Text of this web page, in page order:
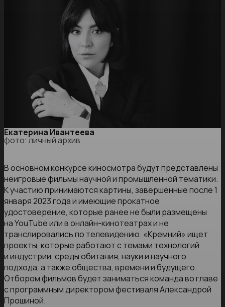
Екатерина Ивантеева
фото: личный архив
В основном конкурсе киносмотра будут представлены
неигровые фильмы научной и промышленной тематики.
К участию принимаются картины, завершенные после 1
января 2023 года и имеющие прокатное
удостоверение, которые ранее не были размещены
на YouTube или в онлайн-кинотеатрах и не
транслировались по телевидению. «Кремний» ищет
проекты, которые работают с темами технологий
и индустрии, среды обитания, науки и научного
подхода, а также общества, времени и будущего.
Отбором фильмов будет заниматься команда во главе
с программным директором фестиваля Александрой
Прошиной.